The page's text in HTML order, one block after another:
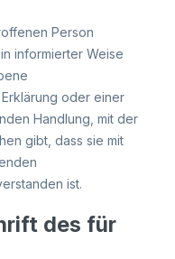
Person
informierter Weise
oder einer
Handlung, mit der
gibt, dass sie mit
ist.
des für